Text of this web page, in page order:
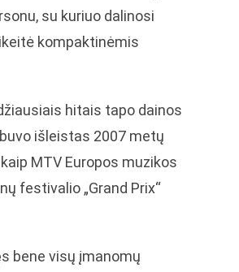
su kuriuo dalinosi
kompaktinėmis
hitais tapo dainos
išleistas 2007 metų
MTV Europos muzikos
festivalio „Grand Prix“
bene visų įmanomų